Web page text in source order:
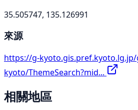
35.505747, 135.126991
來源
https://g-
kyoto/ThemeSearch?mid...
相關地區